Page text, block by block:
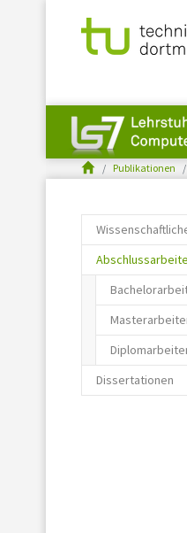
Skip to main content
You are here:Publikationen
Dissertationen